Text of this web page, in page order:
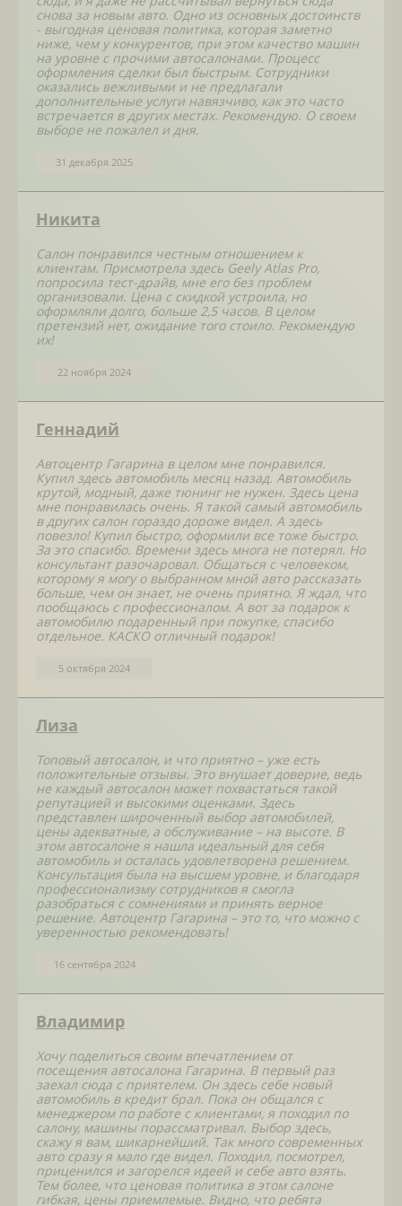
снова за новым авто. Одно из основных достоинств
- выгодная ценовая политика, которая заметно
ниже, чем у конкурентов, при этом качество машин
на уровне с прочими автосалонами. Процесс
оформления сделки был быстрым. Сотрудники
оказались вежливыми и не предлагали
дополнительные услуги навязчиво, как это часто
встречается в других местах. Рекомендую. О своем
выборе не пожалел и дня.
31 декабря 2025
Никита
Салон понравился честным отношением к
клиентам. Присмотрела здесь Geely Atlas Pro,
попросила тест-драйв, мне его без проблем
организовали. Цена с скидкой устроила, но
оформляли долго, больше 2,5 часов. В целом
претензий нет, ожидание того стоило. Рекомендую
их!
22 ноября 2024
Геннадий
Автоцентр Гагарина в целом мне понравился.
Купил здесь автомобиль месяц назад. Автомобиль
крутой, модный, даже тюнинг не нужен. Здесь цена
мне понравилась очень. Я такой самый автомобиль
в других салон гораздо дороже видел. А здесь
повезло! Купил быстро, оформили все тоже быстро.
За это спасибо. Времени здесь многа не потерял. Но
консультант разочаровал. Общаться с человеком,
которому я могу о выбранном мной авто рассказать
больше, чем он знает, не очень приятно. Я ждал, что
пообщаюсь с профессионалом. А вот за подарок к
автомобилю подаренный при покупке, спасибо
отдельное. КАСКО отличный подарок!
5 октября 2024
Лиза
Топовый автосалон, и что приятно – уже есть
положительные отзывы. Это внушает доверие, ведь
не каждый автосалон может похвастаться такой
репутацией и высокими оценками. Здесь
представлен широченный выбор автомобилей,
цены адекватные, а обслуживание – на высоте. В
этом автосалоне я нашла идеальный для себя
автомобиль и осталась удовлетворена решением.
Консультация была на высшем уровне, и благодаря
профессионализму сотрудников я смогла
разобраться с сомнениями и принять верное
решение. Автоцентр Гагарина – это то, что можно с
уверенностью рекомендовать!
16 сентября 2024
Владимир
Хочу поделиться своим впечатлением от
посещения автосалона Гагарина. В первый раз
заехал сюда с приятелем. Он здесь себе новый
автомобиль в кредит брал. Пока он общался с
менеджером по работе с клиентами, я походил по
салону, машины порассматривал. Выбор здесь,
скажу я вам, шикарнейший. Так много современных
авто сразу я мало где видел. Походил, посмотрел,
приценился и загорелся идеей и себе авто взять.
Тем более, что ценовая политика в этом салоне
гибкая, цены приемлемые. Видно, что ребята